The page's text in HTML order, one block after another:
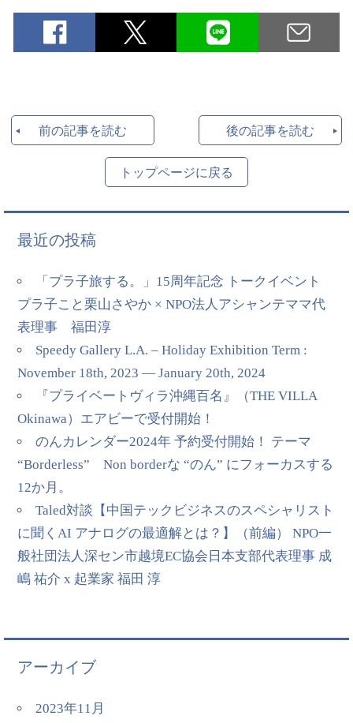
前の記事を読む 後の記事を読む
トップページに戻る
最近の投稿
「プラ子旅する。」15周年記念 トークイベント
プラ子こと栗山さやか × NPO法人アシャンテママ代
表理事 福田淳
Speedy Gallery L.A. – Holiday Exhibition Term :
November 18th, 2023 — January 20th, 2024
『プライベートヴィラ沖縄百名』（THE VILLA
Okinawa）エアビーで受付開始！
のんカレンダー2024年 予約受付開始！ テーマ
“Borderless” Non borderな “のん” にフォーカスする
12か月。
Taled対談【中国テックビジネスのスペシャリスト
に聞くAI アナログの最適解とは？】（前編） NPO一
般社団法人深セン市越境EC協会日本支部代表理事 成
嶋 祐介 x 起業家 福田 淳
アーカイブ
2023年11月